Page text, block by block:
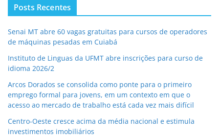
Posts Recentes
Senai MT abre 60 vagas gratuitas para cursos de operadores
de máquinas pesadas em Cuiabá
Instituto de Linguas da UFMT abre inscrições para curso de
idioma 2026/2
Arcos Dorados se consolida como ponte para o primeiro
emprego formal para jovens, em um contexto em que o
acesso ao mercado de trabalho está cada vez mais difícil
Centro-Oeste cresce acima da média nacional e estimula
investimentos imobiliários